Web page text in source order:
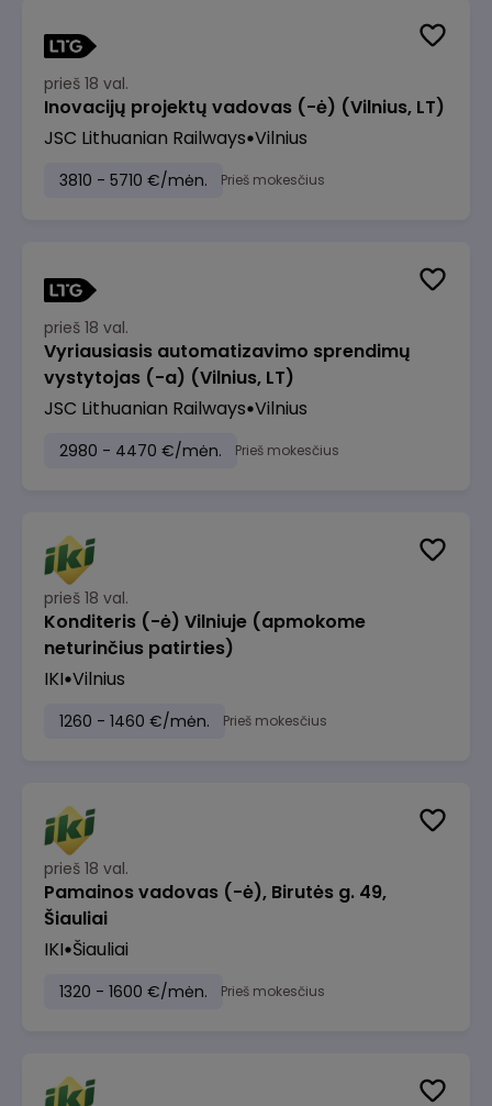
prieš 18 val.
Inovacijų projektų vadovas (-ė) (Vilnius, LT)
JSC Lithuanian Railways Vilnius
3810 - 5710 €/mėn. Prieš mokesčius
prieš 18 val.
Vyriausiasis automatizavimo sprendimų
vystytojas (-a) (Vilnius, LT)
JSC Lithuanian Railways Vilnius
2980 - 4470 €/mėn. Prieš mokesčius
prieš 18 val.
Konditeris (-ė) Vilniuje (apmokome
neturinčius patirties)
IKI Vilnius
1260 - 1460 €/mėn. Prieš mokesčius
prieš 18 val.
Pamainos vadovas (-ė), Birutės g. 49,
Šiauliai
IKI Šiauliai
1320 - 1600 €/mėn. Prieš mokesčius